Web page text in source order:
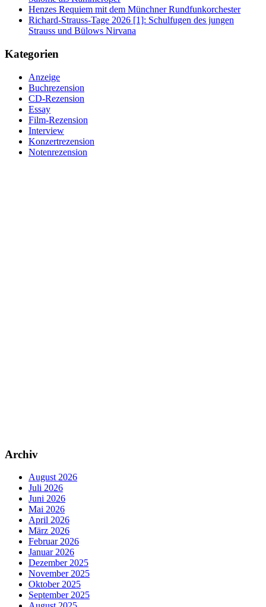
Henzes Requiem mit dem Münchner Rundfunkorchester
Richard-Strauss-Tage 2026 [1]: Schulfugen des jungen
Strauss und Bülows Nirvana
Kategorien
Anzeige
Buchrezension
CD-Rezension
Essay
Film-Rezension
Interview
Konzertrezension
Notenrezension
Archiv
August 2026
Juli 2026
Juni 2026
Mai 2026
April 2026
März 2026
Februar 2026
Januar 2026
Dezember 2025
November 2025
Oktober 2025
September 2025